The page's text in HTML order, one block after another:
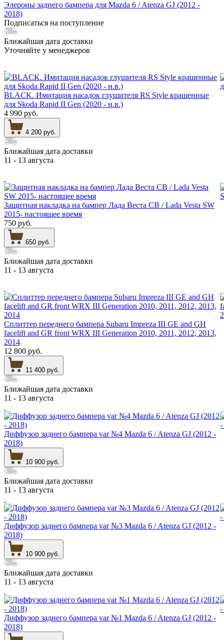
Элероны заднего бампера для Mazda 6 / Atenza GJ (2012 -
2018)
Подписаться на поступление
Ближайшая дата доставки
Уточняйте у менеджеров
BLACK. Имитация насадок глушителя RS Style крашенные
для Skoda Rapid II Gen (2020 - н.в.)
4 990 руб.
4 200 руб.
Ближайшая дата доставки
11 - 13 августа
Защитная накладка на бампер Лада Веста СВ / Lada Vesta SW
2015- настоящее время
750 руб.
650 руб.
Ближайшая дата доставки
11 - 13 августа
Сплиттер переднего бампера Subaru Impreza III GE and GH
facelift and GR front WRX III Generation 2010, 2011, 2012, 2013,
2014
12 800 руб.
11 400 руб.
Ближайшая дата доставки
11 - 13 августа
Диффузор заднего бампера var №4 Mazda 6 / Atenza GJ (2012 -
2018)
10 900 руб.
Ближайшая дата доставки
11 - 13 августа
Диффузор заднего бампера var №3 Mazda 6 / Atenza GJ (2012 -
2018)
10 900 руб.
Ближайшая дата доставки
11 - 13 августа
Диффузор заднего бампера var №1 Mazda 6 / Atenza GJ (2012 -
2018)